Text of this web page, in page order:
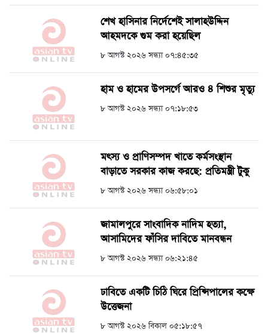
শেখ হাসিনার নির্দেশেই সালাহউদ্দিন
আহমদকে গুম করা হয়েছিল
৮ আগস্ট ২০২৬ সন্ধ্যা ০৭:৪৫:৩৫
হাম ও হামের উপসর্গে আরও ৪ শিশুর মৃত্যু
৮ আগস্ট ২০২৬ সন্ধ্যা ০৭:১৮:৫৩
মৎস্য ও প্রাণিসম্পদ খাতে কর্মসংস্থান
বাড়াতে সরকার কাজ করছে: প্রতিমন্ত্রী টুকু
৮ আগস্ট ২০২৬ সন্ধ্যা ০৬:৫৮:০১
জামালপুরে সাংবাদিক নাদিম হত্যা,
আসামিদের ফাঁসির দাবিতে মানবন্ধন
৮ আগস্ট ২০২৬ সন্ধ্যা ০৬:২১:৪৫
ঢাবিতে একটি চিঠি ঘিরে প্রিন্সিপালের কক্ষে
উত্তেজনা
৮ আগস্ট ২০২৬ বিকাল ০৫:১৮:৫৭